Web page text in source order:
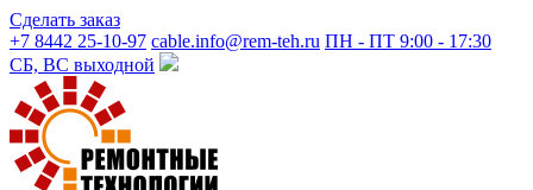
Сделать заказ
+7 8442 25-10-97 cable.info@rem-teh.ru ПН - ПТ 9:00 - 17:30
СБ, ВС выходной